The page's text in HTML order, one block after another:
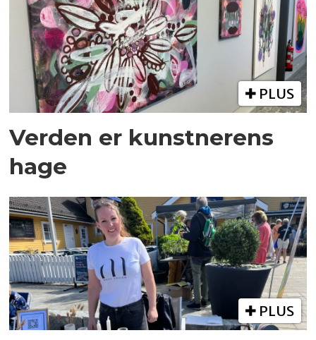
PLUS
Verden er kunstnerens
hage
PLUS